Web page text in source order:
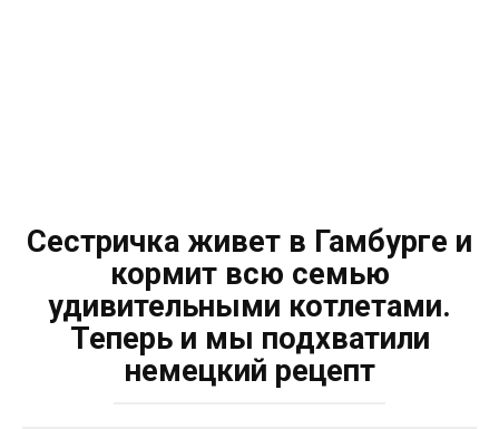
Сестричка живет в Гамбурге и
кормит всю семью
удивительными котлетами.
Теперь и мы подхватили
немецкий рецепт